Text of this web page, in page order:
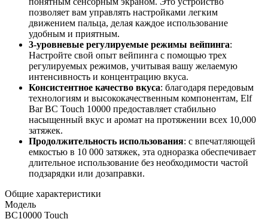
позволяет вам управлять настройками легким
движением пальца, делая каждое использование
удобным и приятным.
3-уровневые регулируемые режимы вейпинга:
Настройте свой опыт вейпинга с помощью трех
регулируемых режимов, учитывая вашу желаемую
интенсивность и концентрацию вкуса.
Консистентное качество вкуса: благодаря передовым
технологиям и высококачественным компонентам, Elf
Bar BC Touch 10000 предоставляет стабильно
насыщенный вкус и аромат на протяжении всех 10,000
затяжек.
Продолжительность использования: с впечатляющей
емкостью в 10 000 затяжек, эта одноразка обеспечивает
длительное использование без необходимости частой
подзарядки или дозаправки.
Общие характеристики
Модель
BC10000 Touch